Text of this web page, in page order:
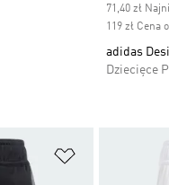
71,40 zł
119 zł Cena
adidas
Dziecięce